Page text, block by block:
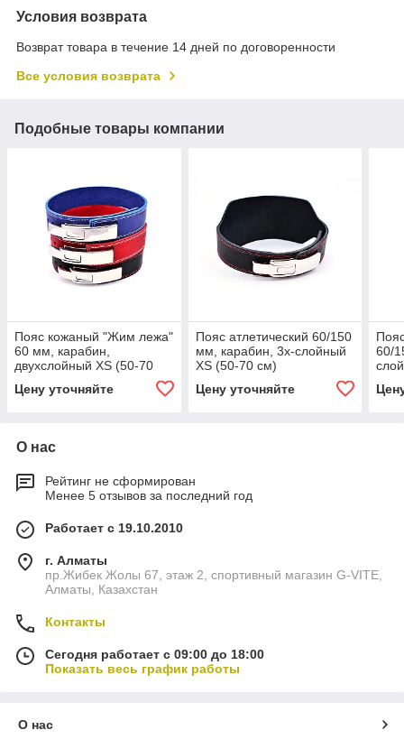
Условия возврата
Возврат товара в течение 14 дней по договоренности
Все условия возврата
Подобные товары компании
Пояс кожаный "Жим лежа"
60 мм, карабин,
двухслойный XS (50-70
Цену уточняйте
Пояс атлетический 60/150
мм, карабин, 3х-слойный
XS (50-70 см)
Цену уточняйте
60/
О нас
Рейтинг не сформирован
Менее 5 отзывов за последний год
Работает с 19.10.2010
г. Алматы
пр.Жибек Жолы 67, этаж 2, спортивный магазин G-VITE,
Алматы, Казахстан
Контакты
Сегодня работает с 09:00 до 18:00
Показать весь график работы
О нас